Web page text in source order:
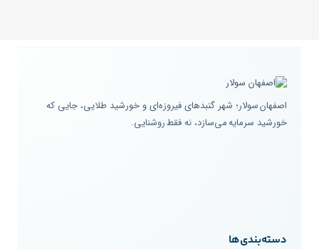
اصفهان سولار؛ شهر گنبدهای فیروزه‌ای و خورشید طلایی، جایی که
خورشید سرمایه می‌سازد، نه فقط روشنایی.
دسته‌بندی‌ها